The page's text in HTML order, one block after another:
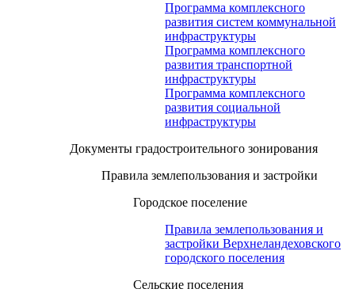
Программа комплексного
развития систем коммунальной
инфраструктуры
Программа комплексного
развития транспортной
инфраструктуры
Программа комплексного
развития социальной
инфраструктуры
Документы градостроительного зонирования
Правила землепользования и застройки
Городское поселение
Правила землепользования и
застройки Верхнеландеховского
городского поселения
Сельские поселения